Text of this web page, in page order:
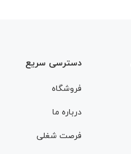
دسترسی سریع
فروشگاه
درباره ما
فرصت شغلی